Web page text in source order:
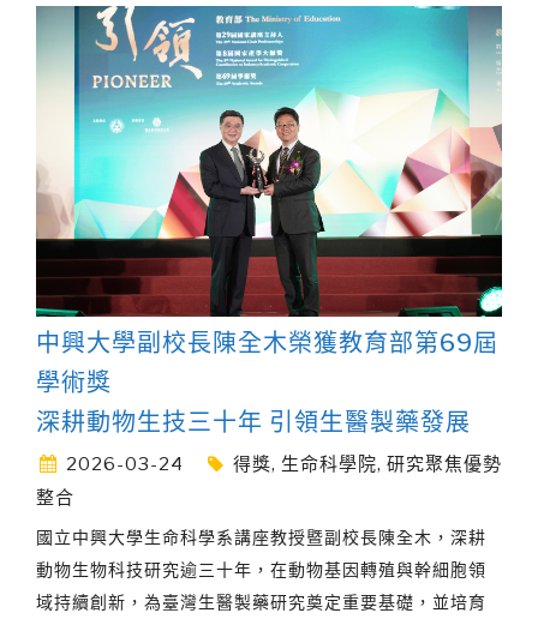
中興大學副校長陳全木榮獲教育部第69屆
學術獎
深耕動物生技三十年 引領生醫製藥發展
2026-03-24 得獎, 生命科學院, 研究聚焦優勢
整合
國立中興大學生命科學系講座教授暨副校長陳全木，深耕
動物生物科技研究逾三十年，在動物基因轉殖與幹細胞領
域持續創新，為臺灣生醫製藥研究奠定重要基礎，並培育